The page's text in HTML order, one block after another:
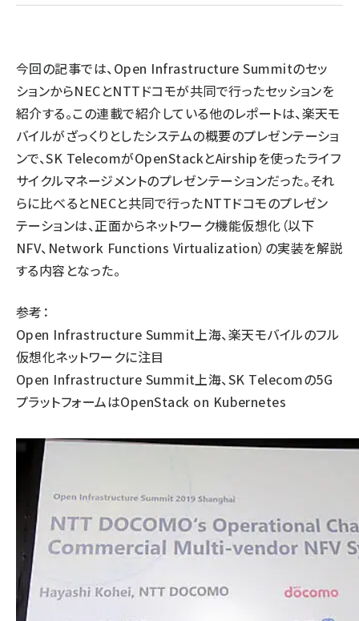
今回の記事では、Open Infrastructure Summitのセッ
ションからNECとNTTドコモが共同で行ったセッションを
紹介する。この連載で紹介している他のレポートは、楽天モ
バイルがざっくりとしたシステムの概要のプレゼンテーショ
ンで、SK TelecomがOpenStackとAirshipを使ったライフ
サイクルマネージメントのプレゼンテーションだった。それ
らに比べるとNECと共同で行ったNTTドコモのプレゼン
テーションは、正面からネットワーク機能仮想化（以下
NFV、Network Functions Virtualization）の実装を解説
する内容となった。
参考：
Open Infrastructure Summit上海、楽天モバイルのフル
仮想化ネットワークに注目
Open Infrastructure Summit上海、SK Telecomの5G
プラットフォームはOpenStack on Kubernetes